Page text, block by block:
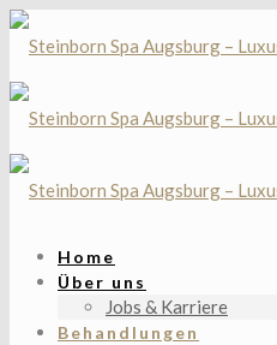
Home
Über uns
Jobs & Karriere
Behandlungen